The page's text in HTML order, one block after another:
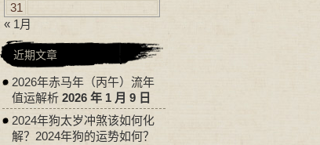
31
« 1月
近期文章
2026年赤马年（丙午）流年
值运解析 2026 年 1 月 9 日
2024年狗太岁冲煞该如何化
解？2024年狗的运势如何？